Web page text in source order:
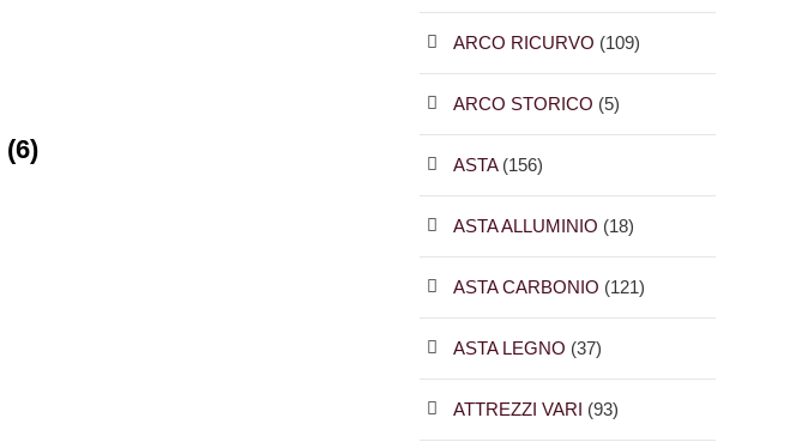
(6)
ARCO RICURVO (109)
ARCO STORICO (5)
ASTA (156)
ASTA ALLUMINIO (18)
ASTA CARBONIO (121)
ASTA LEGNO (37)
ATTREZZI VARI (93)